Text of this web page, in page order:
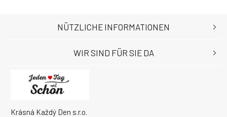
Krásná Každý Den s.r.o.
NÜTZLICHE INFORMATIONEN
WIR SIND FÜR SIE DA